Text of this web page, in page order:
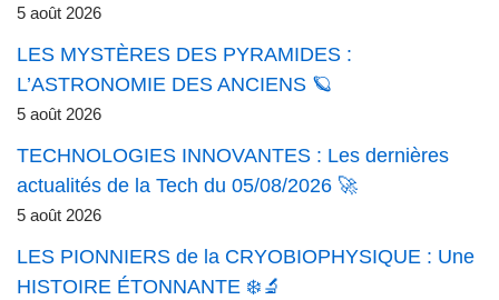
5 août 2026
LES MYSTÈRES DES PYRAMIDES :
L’ASTRONOMIE DES ANCIENS 🪐
5 août 2026
TECHNOLOGIES INNOVANTES : Les dernières
actualités de la Tech du 05/08/2026 🚀
5 août 2026
LES PIONNIERS de la CRYOBIOPHYSIQUE : Une
HISTOIRE ÉTONNANTE ❄️🔬